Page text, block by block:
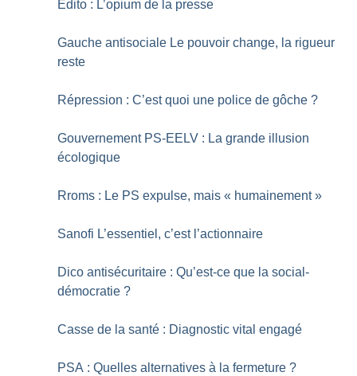
Edito : L’opium de la presse
Gauche antisociale Le pouvoir change, la rigueur
reste
Répression : C’est quoi une police de gôche ?
Gouvernement PS-EELV : La grande illusion
écologique
Rroms : Le PS expulse, mais « humainement »
Sanofi L’essentiel, c’est l’actionnaire
Dico antisécuritaire : Qu’est-ce que la social-
démocratie ?
Casse de la santé : Diagnostic vital engagé
PSA : Quelles alternatives à la fermeture ?